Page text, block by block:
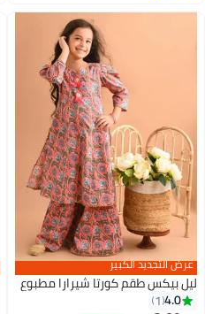
عرض التجديد الكبير
ليل بيكس طقم كورتا شيرارا مطبوع
4.0
1